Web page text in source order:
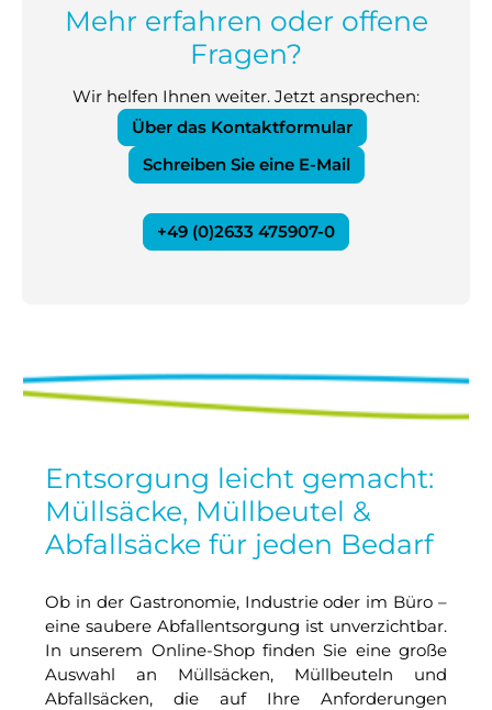
Mehr erfahren oder offene
Fragen?
Wir helfen Ihnen weiter. Jetzt ansprechen:
Über das Kontaktformular
Schreiben Sie eine E-Mail
+49 (0)2633 475907-0
Entsorgung leicht gemacht:
Müllsäcke, Müllbeutel &
Abfallsäcke für jeden Bedarf
Ob in der Gastronomie, Industrie oder im Büro –
eine saubere Abfallentsorgung ist unverzichtbar.
In unserem Online-Shop finden Sie eine große
Auswahl an Müllsäcken, Müllbeuteln und
Abfallsäcken, die auf Ihre Anforderungen